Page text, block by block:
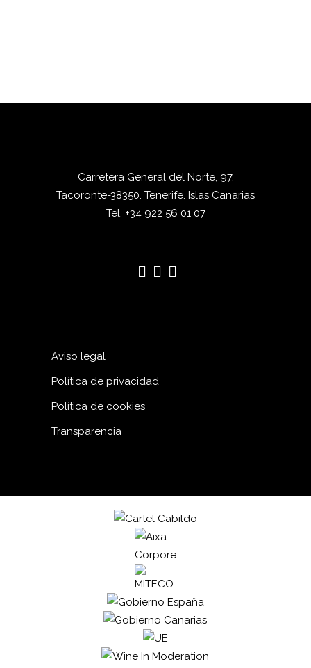
Carretera General del Norte, 97.
Tacoronte-38350. Tenerife. Islas Canarias
Tel. +34 922 56 01 07
Aviso legal
Política de privacidad
Política de cookies
Transparencia